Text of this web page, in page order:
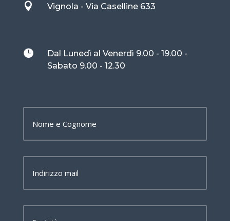
 Vignola - Via Caselline 633

Dal Lunedì al Venerdì 9.00 - 19.00 -
Sabato 9.00 - 12.30